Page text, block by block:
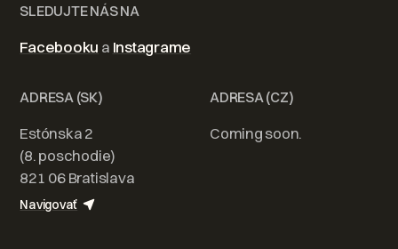
SLEDUJTE NÁS NA
Facebooku a Instagrame
ADRESA (SK)
Estónska 2
(8. poschodie)
821 06 Bratislava
Navigovať
ADRESA (CZ)
Coming soon.